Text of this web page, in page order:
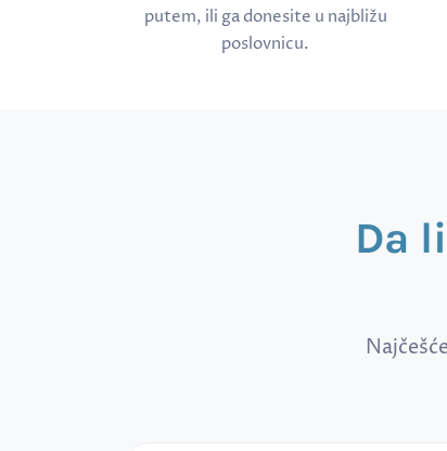
putem, ili ga donesite u najbližu
poslovnicu.
Da